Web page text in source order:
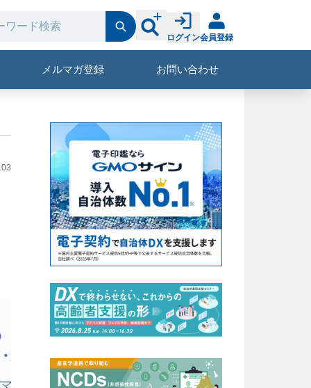
ログイン会員登録
メルマガ登録 お問い合わせ